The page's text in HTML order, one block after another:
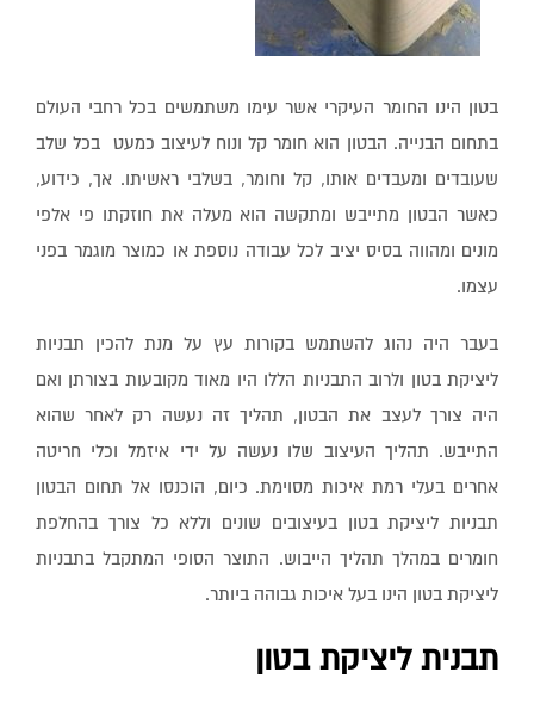
בטון הינו החומר העיקרי אשר עימו משתמשים בכל רחבי העולם
בתחום הבנייה. הבטון הוא חומר קל ונוח לעיצוב כמעט בכל שלב
שעובדים ומעבדים אותו, קל וחומר, בשלבי ראשיתו. אך, כידוע,
כאשר הבטון מתייבש ומתקשה הוא מעלה את חוזקתו פי אלפי
מונים ומהווה בסיס יציב לכל עבודה נוספת או כמוצר מוגמר בפני
עצמו.
בעבר היה נהוג להשתמש בקורות עץ על מנת להכין תבניות
ליציקת בטון ולרוב התבניות הללו היו מאוד מקובעות בצורתן ואם
היה צורך לעצב את הבטון, תהליך זה נעשה רק לאחר שהוא
התייבש. תהליך העיצוב שלו נעשה על ידי איזמל וכלי חריטה
אחרים בעלי רמת איכות מסוימת. כיום, הוכנסו אל תחום הבטון
תבניות ליציקת בטון בעיצובים שונים וללא כל צורך בהחלפת
חומרים במהלך תהליך הייבוש. התוצר הסופי המתקבל בתבניות
ליציקת בטון הינו בעל איכות גבוהה ביותר.
תבנית ליציקת בטון